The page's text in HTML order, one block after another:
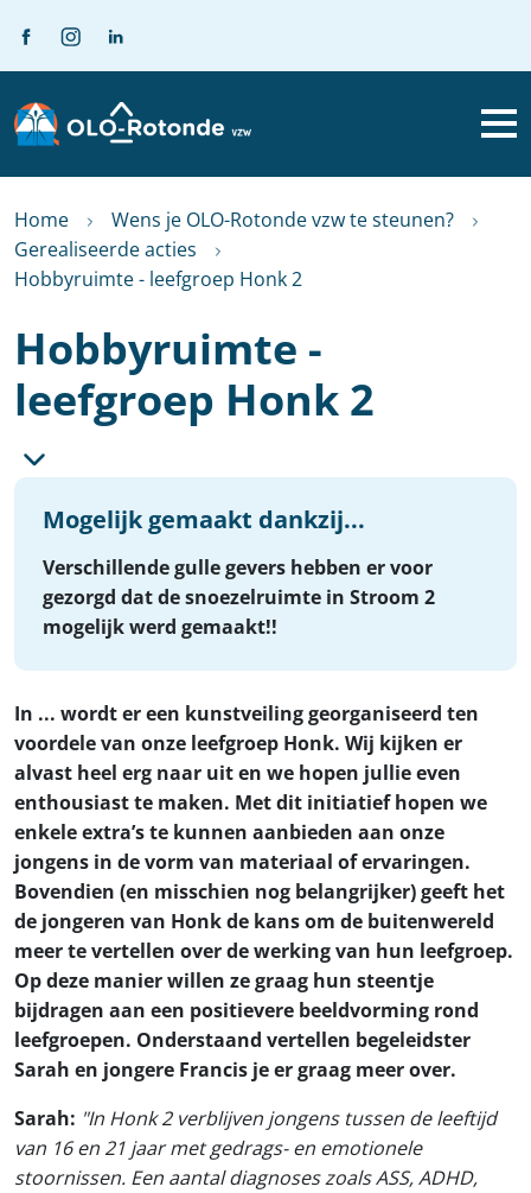
Home
Wens je OLO-Rotonde vzw te steunen?
Gerealiseerde acties
Hobbyruimte - leefgroep Honk 2
Hobbyruimte -
leefgroep Honk 2
Mogelijk gemaakt dankzij...
Verschillende gulle gevers hebben er voor
gezorgd dat de snoezelruimte in Stroom 2
mogelijk werd gemaakt!!
In ... wordt er een kunstveiling georganiseerd ten
voordele van onze leefgroep Honk. Wij kijken er
alvast heel erg naar uit en we hopen jullie even
enthousiast te maken. Met dit initiatief hopen we
enkele extra’s te kunnen aanbieden aan onze
jongens in de vorm van materiaal of ervaringen.
Bovendien (en misschien nog belangrijker) geeft het
de jongeren van Honk de kans om de buitenwereld
meer te vertellen over de werking van hun leefgroep.
Op deze manier willen ze graag hun steentje
bijdragen aan een positievere beeldvorming rond
leefgroepen. Onderstaand vertellen begeleidster
Sarah en jongere Francis je er graag meer over.
Sarah: "In Honk 2 verblijven jongens tussen de leeftijd
van 16 en 21 jaar met gedrags- en emotionele
stoornissen. Een aantal diagnoses zoals ASS, ADHD,